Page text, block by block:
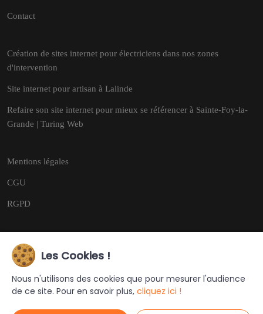
Contact
Création de sites internet pour électriciens dans nos zones
d'intervention
Site internet pour artisan à Lalinde
Refaire son site internet pour mieux se référencer à Sainte-Foy-la-
Grande | Turing Web
Mentions légales
CGU
RGPD
Copyright © 2026
Ce site a été créé et est géré par Turing Web
Les Cookies !
Nous n'utilisons des cookies que pour mesurer l'audience
de ce site. Pour en savoir plus, cliquez ici !